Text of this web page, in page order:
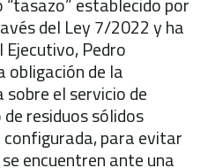
del Ley 7/2022 y ha
Ejecutivo, Pedro
obligación de la
el servicio de
residuos sólidos
para evitar
encuentren ante una